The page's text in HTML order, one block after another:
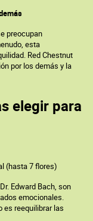
preocupan
esta
Red Chestnut
por los demás y la
elegir para
(hasta 7 flores)
Edward Bach, son
emocionales.
es reequilibrar las